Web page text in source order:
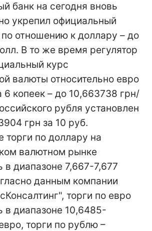
банк на сегодня вновь
укрепил официальный
отношению к доллару – до
В то же время регулятор
курс
валюты относительно евро
6 копеек – до 10,663738 грн/
рубля установлен
грн за 10 руб.
торги по доллару на
валютном рынке
в диапазоне 7,667-7,677
данным компании
торги по евро
в диапазоне 10,6485-
торги по рублю –